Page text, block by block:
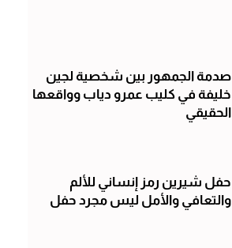
صدمة الجمهور بين شخصية لجين
خليفة في كليب عمرو دياب وواقعها
الحقيقي
حفل شيرين رمز إنساني للألم
والتعافي والأمل ليس مجرد حفل